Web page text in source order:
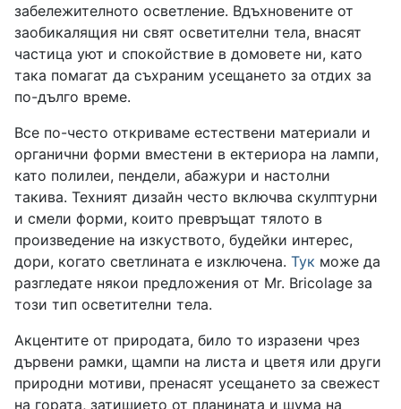
забележителното осветление. Вдъхновените от
заобикалящия ни свят осветителни тела, внасят
частица уют и спокойствие в домовете ни, като
така помагат да съхраним усещането за отдих за
по-дълго време.
Все по-често откриваме естествени материали и
органични форми вместени в ектериора на лампи,
като полилеи, пендели, абажури и настолни
такива. Техният дизайн често включва скулптурни
и смели форми, които превръщат тялото в
произведение на изкуството, будейки интерес,
дори, когато светлината е изключена. Тук може да
разгледате някои предложения от Mr. Bricolage за
този тип осветителни тела.
Акцентите от природата, било то изразени чрез
дървени рамки, щампи на листа и цветя или други
природни мотиви, пренасят усещането за свежест
на гората, затишието от планината и шума на